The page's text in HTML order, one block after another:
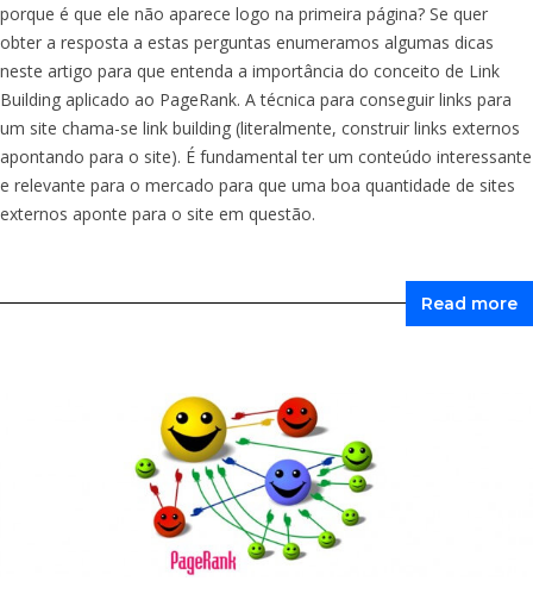
porque é que ele não aparece logo na primeira página? Se quer
obter a resposta a estas perguntas enumeramos algumas dicas
neste artigo para que entenda a importância do conceito de Link
Building aplicado ao PageRank. A técnica para conseguir links para
um site chama-se link building (literalmente, construir links externos
apontando para o site). É fundamental ter um conteúdo interessante
e relevante para o mercado para que uma boa quantidade de sites
externos aponte para o site em questão.
Read more